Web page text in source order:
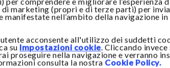
di marketing (propri e di terze parti) per
nell’ambito della navigazione
acconsente all'utilizzo dei suddetti
su Impostazioni cookie. Cliccando invece
proseguire nella navigazione e verranno
consulta la nostra Cookie Policy.